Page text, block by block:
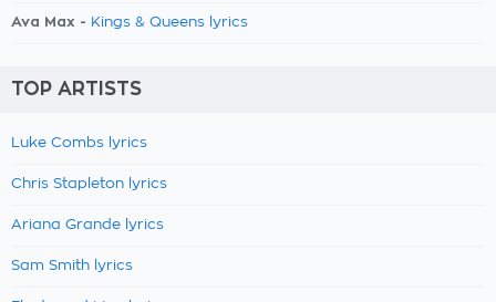
Ava Max - Kings & Queens lyrics
TOP ARTISTS
Luke Combs lyrics
Chris Stapleton lyrics
Ariana Grande lyrics
Sam Smith lyrics